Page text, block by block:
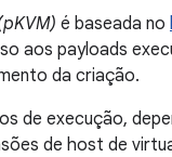
é baseada no
aos payloads
da criação.
de execução,
de host de